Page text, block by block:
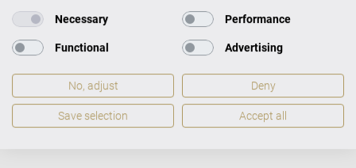
Concert A-192 Rozměr
Rozměr H 192 × Š 153
Váha
350 kg
Necessary Performance
Functional Advertising
No, adjust Deny
Save selection Accept all